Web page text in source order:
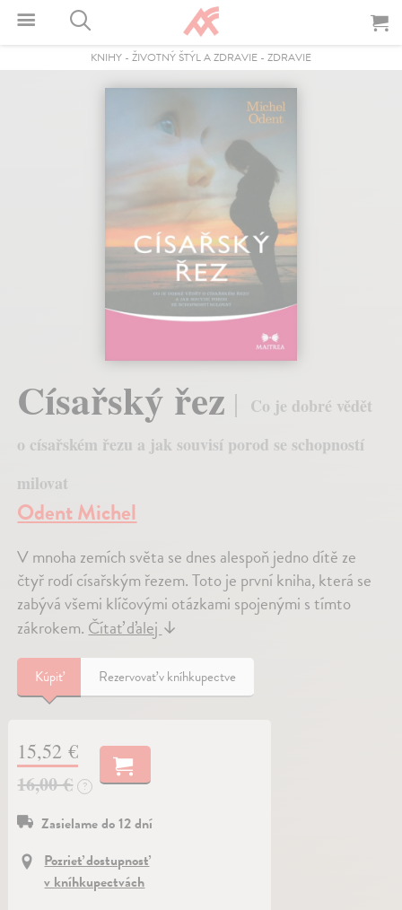
KNIHY - ŽIVOTNÝ ŠTÝL A ZDRAVIE - ZDRAVIE
Císařský řez
Co je dobré vědět
o císařském řezu a jak souvisí porod se schopností
milovat
Odent Michel
V mnoha zemích světa se dnes alespoň jedno dítě ze
čtyř rodí císařským řezem. Toto je první kniha, která se
zabývá všemi klíčovými otázkami spojenými s tímto
zákrokem.Čítať ďalej↓
Kúpiť Rezervovať v kníhkupectve
15,52 €
16,00 €
?
Zasielame do 12 dní
Pozrieť dostupnosť
v kníhkupectvách